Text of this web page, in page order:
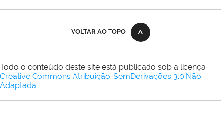
VOLTAR AO TOPO
Todo o conteúdo deste site está publicado sob a licença
Creative Commons Atribuição-SemDerivações 3.0 Não
Adaptada.